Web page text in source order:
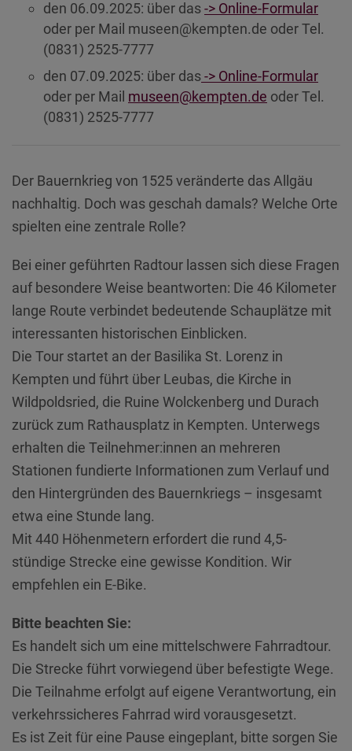
Diese Website nutzt Matomo Analytics für die Auswertung der
ausschließlich auf unseren eigenen Servern gespeichert. Eine
Übertragung an Dritte erfolgt nicht. Wir verwenden die Funktion
wird und nicht mehr Ihrem Besuch auf unserer Internetseite zugeordnet
werden kann.
YouTube / Vimeo
Besucher auf dieser Website speichert, bevor diese sich das Video
ansehen.
Eingebundene Inhalte
eingebunden. Das können Kartendienste wie z.B. Google Maps sein
oder auch Anwendungen einer externen Website.
den 06.09.2025: über das-> Online-Formular
oder per Mail museen@kempten.de oder Tel.
(0831) 2525-7777
den 07.09.2025: über das-> Online-Formular
oder per Mail museen@kempten.de oder Tel.
(0831) 2525-7777
Der Bauernkrieg von 1525 veränderte das Allgäu
nachhaltig. Doch was geschah damals? Welche Orte
spielten eine zentrale Rolle?
Bei einer geführten Radtour lassen sich diese Fragen
auf besondere Weise beantworten: Die 46 Kilometer
lange Route verbindet bedeutende Schauplätze mit
interessanten historischen Einblicken.
Die Tour startet an der Basilika St. Lorenz in
Kempten und führt über Leubas, die Kirche in
Wildpoldsried, die Ruine Wolckenberg und Durach
zurück zum Rathausplatz in Kempten. Unterwegs
erhalten die Teilnehmer:innen an mehreren
Stationen fundierte Informationen zum Verlauf und
den Hintergründen des Bauernkriegs – insgesamt
etwa eine Stunde lang.
Mit 440 Höhenmetern erfordert die rund 4,5-
stündige Strecke eine gewisse Kondition. Wir
empfehlen ein E-Bike.
Bitte beachten Sie:
Es handelt sich um eine mittelschwere Fahrradtour.
Die Strecke führt vorwiegend über befestigte Wege.
Die Teilnahme erfolgt auf eigene Verantwortung, ein
verkehrssicheres Fahrrad wird vorausgesetzt.
Es ist Zeit für eine Pause eingeplant, bitte sorgen Sie